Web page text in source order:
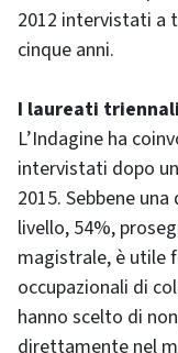
2012 intervistati a
cinque anni.
I laureati
L’Indagine ha
intervistati dopo
2015. Sebbene
livello, 54%,
magistrale, è utile
occupazionali di
hanno scelto di
direttamente nel